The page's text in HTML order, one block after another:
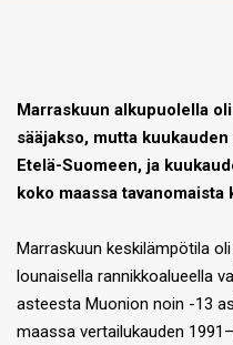
Marraskuun alkupuolella
sääjakso, mutta
Etelä-Suomeen, ja
koko maassa tavanomaista
Marraskuun keskilämpötila
lounaisella rannikkoalueella
asteesta Muonion noin -13
maassa vertailukauden